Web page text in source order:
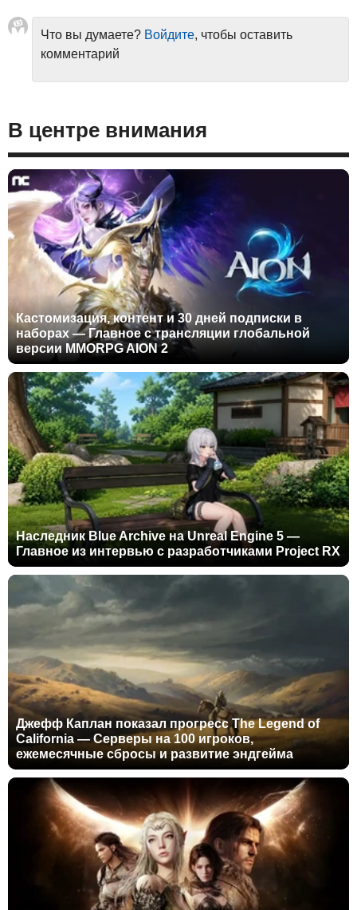
Что вы думаете? Войдите, чтобы оставить
комментарий
В центре внимания
Кастомизация, контент и 30 дней подписки в
наборах — Главное с трансляции глобальной
версии MMORPG AION 2
Наследник Blue Archive на Unreal Engine 5 —
Главное из интервью с разработчиками Project RX
Джефф Каплан показал прогресс The Legend of
California — Серверы на 100 игроков,
ежемесячные сбросы и развитие эндгейма